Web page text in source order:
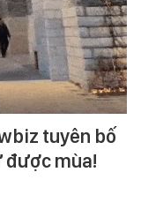
tuyên bố
được mùa!